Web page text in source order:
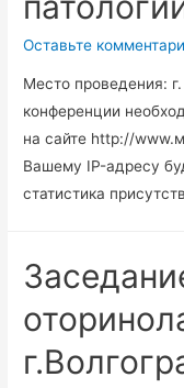
Оставьте
Место проведения:
конференции
на сайте http://
Вашему IP-адресу
статистика